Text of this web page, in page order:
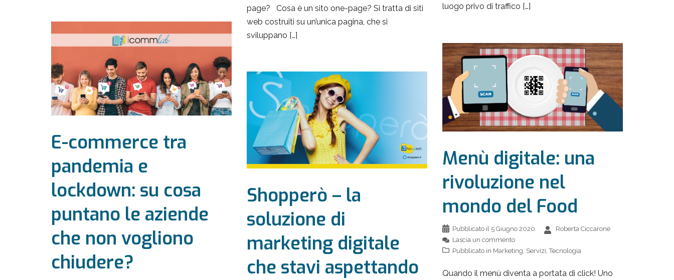
page? Cosa è un sito one-page? Si tratta di siti
web costruiti su un’unica pagina, che si
sviluppano […]
luogo privo di traffico […]
E-commerce tra
pandemia e
lockdown: su cosa
puntano le aziende
che non vogliono
chiudere?
Menù digitale: una
rivoluzione nel
mondo del Food
Pubblicato il 5 Giugno 2020
Roberta Ciccarone
Lascia un commento
Pubblicato in Marketing Servizi ,Tecnologia
Quando il menù diventa a portata di click! Uno
Shopperò – la
soluzione di
marketing digitale
che stavi aspettando